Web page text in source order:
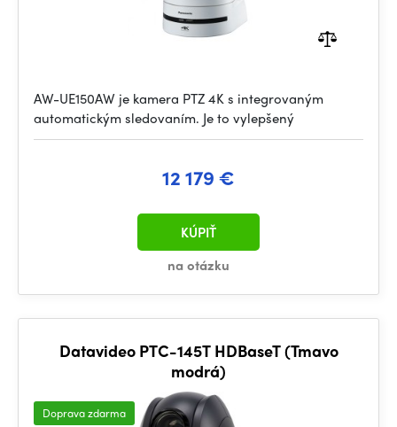
AW-UE150AW je kamera PTZ 4K s integrovaným
automatickým sledovaním. Je to vylepšený
12 179 €
na otázku
KÚPIŤ
Datavideo PTC-145T HDBaseT (Tmavo
modrá)
Doprava zdarma